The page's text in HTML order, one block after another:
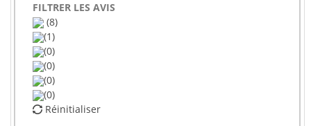
FILTRER LES AVIS
(8)
(1)
(0)
(0)
(0)
(0)
Réinitialiser